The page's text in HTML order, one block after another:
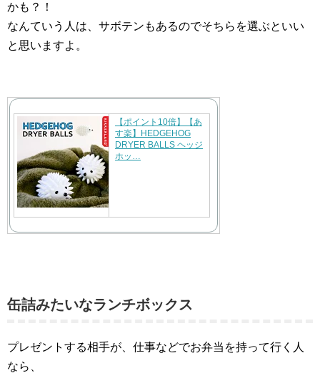
かも？！
なんていう人は、サボテンもあるのでそちらを選ぶといい
と思いますよ。
【ポイント10倍】【あ
す楽】HEDGEHOG
DRYER BALLS ヘッジ
ホッ…
缶詰みたいなランチボックス
プレゼントする相手が、仕事などでお弁当を持って行く人
なら、